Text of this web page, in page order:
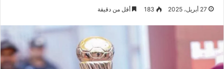
27 أبريل، 2025 183 أقل من دقيقة